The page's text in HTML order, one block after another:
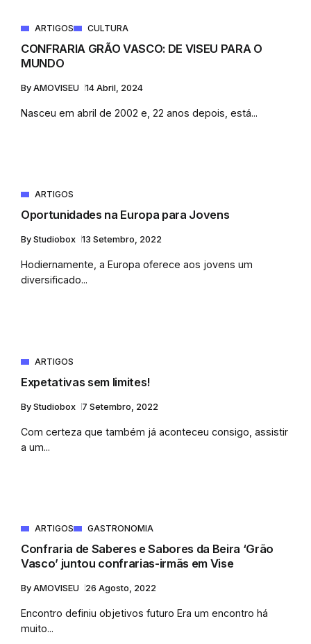
ARTIGOS CULTURA
CONFRARIA GRÃO VASCO: DE VISEU PARA O
MUNDO
By AMOVISEU 14 Abril, 2024
Nasceu em abril de 2002 e, 22 anos depois, está...
ARTIGOS
Oportunidades na Europa para Jovens
By Studiobox 13 Setembro, 2022
Hodiernamente, a Europa oferece aos jovens um
diversificado...
ARTIGOS
Expetativas sem limites!
By Studiobox 7 Setembro, 2022
Com certeza que também já aconteceu consigo, assistir
a um...
ARTIGOS GASTRONOMIA
Confraria de Saberes e Sabores da Beira ‘Grão
Vasco’ juntou confrarias-irmãs em Vise
By AMOVISEU 26 Agosto, 2022
Encontro definiu objetivos futuro Era um encontro há
muito...